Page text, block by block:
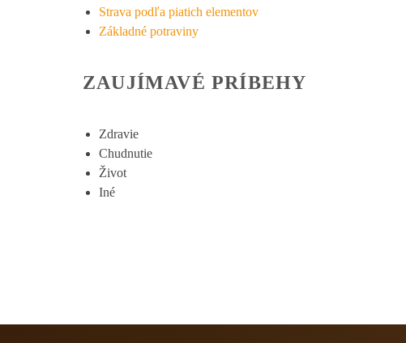
Strava podľa piatich elementov
Základné potraviny
ZAUJÍMAVÉ PRÍBEHY
Zdravie
Chudnutie
Život
Iné